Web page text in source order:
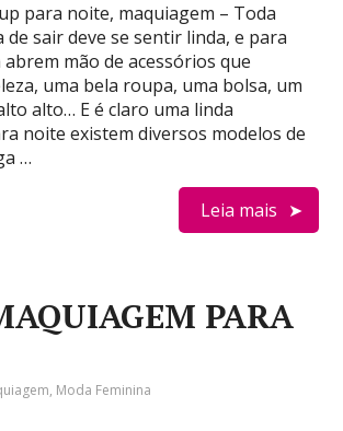
para noite, maquiagem – Toda
sair deve se sentir linda, e para
mão de acessórios que
uma bela roupa, uma bolsa, um
alto… E é claro uma linda
noite existem diversos modelos de
…
Leia mais
PARA
, Moda Feminina